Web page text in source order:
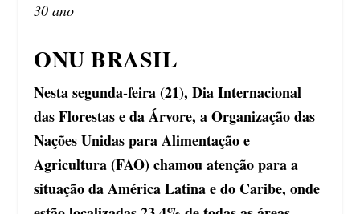
30 ano
ONU BRASIL
Nesta segunda-feira (21), Dia Internacional
das Florestas e da Árvore, a Organização das
Nações Unidas para Alimentação e
Agricultura (FAO) chamou atenção para a
situação da América Latina e do Caribe, onde